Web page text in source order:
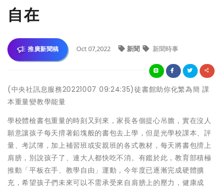
自在
推廣新聞稿 Oct 07,2022 新聞 新聞時事
(中央社訊息服務20221007 09:24:35)徒書館助你化繁為簡 課
本重量變教學能量
學校體檢書包重量的時刻又到來，家長各個提心吊膽，實在沒人
願意讓孩子每天揹著鉛塊般的書包去上學，但是光學校課本、評
量、考試簿，加上補習班或安親班的各式教材，每天將書包揹上
肩膀，別說孩子了、連大人都快吃不消。有鑑於此，教育部積極
推動「平板在手、教學自由」運動，今年度已逐漸完成硬體擴
充，希望孩子們未來可以不需承受來自肩膀上的壓力，健康成